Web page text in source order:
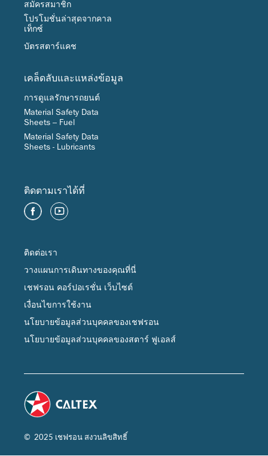
สมัครสมาชิก
โปรโมชั่นล่าสุดจากคาล
เท็กซ์
บัตรสตาร์แคช
เคล็ดลับและแหล่งข้อมูล
การดูแลรักษารถยนต์
Material Safety Data
Sheets – Fuel
Material Safety Data
Sheets - Lubricants
ติดตามเราได้ที่
ติดต่อเรา
วางแผนการเดินทางของคุณที่นี่
เชฟรอน คอร์ปอเรชั่น เว็บไซต์
เงื่อนไขการใช้งาน
นโยบายข้อมูลส่วนบุคคลของเชฟรอน
นโยบายข้อมูลส่วนบุคคลของสตาร์ ฟูเอลส์
© 2025 เชฟรอน สงวนลิขสิทธิ์